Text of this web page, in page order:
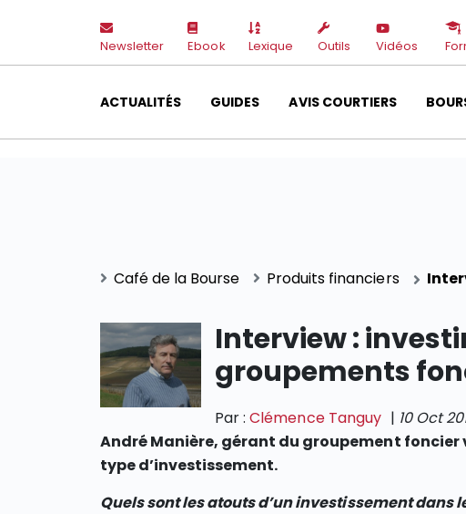
Newsletter Ebook Lexique Outils Vidéos
ACTUALITÉS GUIDES AVIS COURTIERS
Café de la Bourse Produits financiers
Interview :
groupements
Par :Clémence Tanguy | 10 Oct
André Manière, gérant du groupement
type d’investissement.
Quels sont les atouts d’un investissement dans